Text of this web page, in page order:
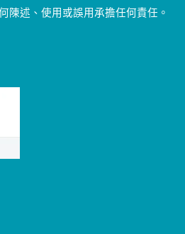
陳述、使用或誤用承擔任何責任。